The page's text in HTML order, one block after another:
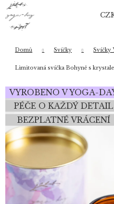
Přejít
obsah
Domů Svíčky Svíčky
Limitovaná svíčka Bohyně s
VYROBENO V YOGA-
PÉČE O KAŽDÝ DETAIL
BEZPLATNÉ VRÁCENÍ
K
o
Zpět
Zpět
Co